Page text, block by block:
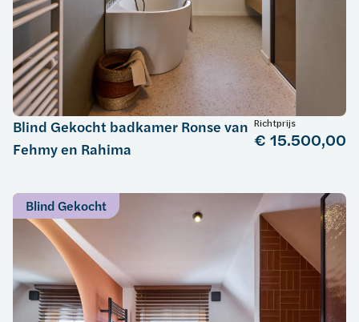
Blind Gekocht badkamer Ronse van
Fehmy en Rahima
Richtprijs
€ 15.500,00
Blind Gekocht